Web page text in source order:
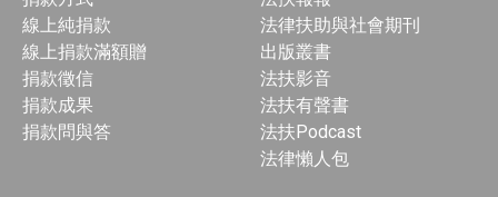
線上純捐款
線上捐款滿額贈
捐款徵信
捐款成果
捐款問與答
法律扶助與社會期刊
出版叢書
法扶影音
法扶有聲書
法扶Podcast
法律懶人包